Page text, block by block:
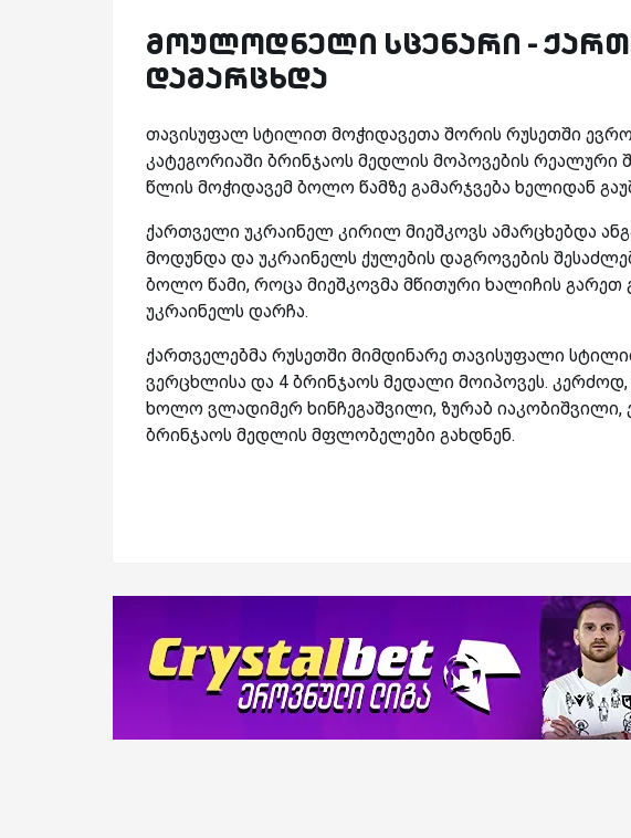
მოულოდნელი სცენარი -
დამარცხდა
თავისუფალ სტილით მოჭიდავეთა შორის რუსეთში
კატეგორიაში ბრინჯაოს მედლის მოპოვების რეალური
წლის მოჭიდავემ ბოლო წამზე გამარჯვება ხელიდან
ქართველი უკრაინელ კირილ მიეშკოვს ამარცხებდა
მოდუნდა და უკრაინელს ქულების დაგროვების
ბოლო წამი, როცა მიეშკოვმა მწითური ხალიჩის გარეთ
უკრაინელს დარჩა.
ქართველებმა რუსეთში მიმდინარე თავისუფალი
ვერცხლისა და 4 ბრინჯაოს მედალი მოიპოვეს.
ხოლო ვლადიმერ ხინჩეგაშვილი, ზურაბ
ბრინჯაოს მედლის მფლობელები გახდნენ.